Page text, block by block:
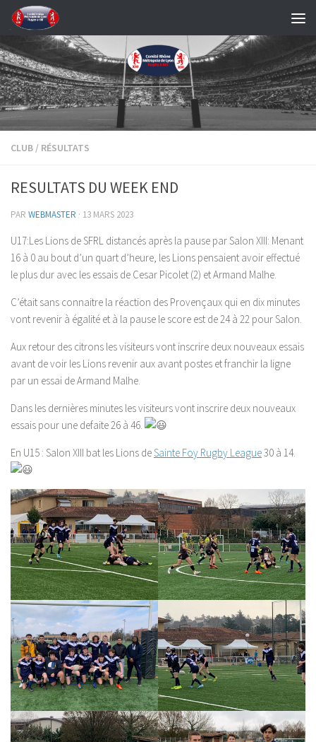
Skip to content
CLUB / RÉSULTATS
RESULTATS DU WEEK END
PAR WEBMASTER · 13 MARS 2023
U17:Les Lions de SFRL distancés après la pause par Salon XIII: Menant
16 à 0 au bout d’un quart d’heure, les Lions pensaient avoir effectué
le plus dur avec les essais de Cesar Picolet (2) et Armand Malhe.
C’était sans connaitre la réaction des Provençaux qui en dix minutes
vont revenir à égalité et à la pause le score est de 24 à 22 pour Salon.
Aux retour des citrons les visiteurs vont inscrire deux nouveaux essais
avant de voir les Lions revenir aux avant postes et franchir la ligne
par un essai de Armand Malhe.
Dans les dernières minutes les visiteurs vont inscrire deux nouveaux
essais pour une defaite 26 à 46.
En U15 : Salon XIII bat les Lions deSainte Foy Rugby League30 à 14.